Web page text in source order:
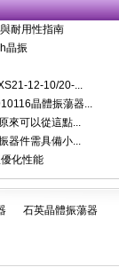
耐用性指南
晶振
12-10/20-...
晶體振蕩器...
來可以從這點...
器件需具備小...
化性能
石英晶體振蕩器